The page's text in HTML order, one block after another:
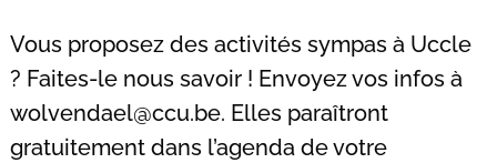
Vous proposez des activités sympas à Uccle
? Faites-le nous savoir ! Envoyez vos infos à
wolvendael@ccu.be. Elles paraîtront
gratuitement dans l’agenda de votre
Recherche
pour
: